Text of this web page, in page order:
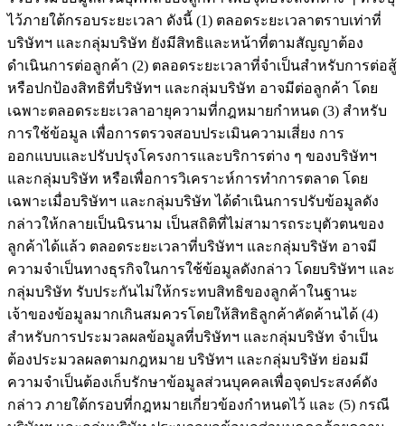
ไว้ภายใต้กรอบระยะเวลา ดังนี้ (1) ตลอดระยะเวลาตราบเท่าที่
บริษัทฯ และกลุ่มบริษัท ยังมีสิทธิและหน้าที่ตามสัญญาต้อง
ดำเนินการต่อลูกค้า (2) ตลอดระยะเวลาที่จำเป็นสำหรับการต่อสู้
หรือปกป้องสิทธิที่บริษัทฯ และกลุ่มบริษัท อาจมีต่อลูกค้า โดย
เฉพาะตลอดระยะเวลาอายุความที่กฎหมายกำหนด (3) สำหรับ
การใช้ข้อมูล เพื่อการตรวจสอบประเมินความเสี่ยง การ
ออกแบบและปรับปรุงโครงการและบริการต่าง ๆ ของบริษัทฯ
และกลุ่มบริษัท หรือเพื่อการวิเคราะห์การทำการตลาด โดย
เฉพาะเมื่อบริษัทฯ และกลุ่มบริษัท ได้ดำเนินการปรับข้อมูลดัง
กล่าวให้กลายเป็นนิรนาม เป็นสถิติที่ไม่สามารถระบุตัวตนของ
ลูกค้าได้แล้ว ตลอดระยะเวลาที่บริษัทฯ และกลุ่มบริษัท อาจมี
ความจำเป็นทางธุรกิจในการใช้ข้อมูลดังกล่าว โดยบริษัทฯ และ
กลุ่มบริษัท รับประกันไม่ให้กระทบสิทธิของลูกค้าในฐานะ
เจ้าของข้อมูลมากเกินสมควรโดยให้สิทธิลูกค้าคัดค้านได้ (4)
สำหรับการประมวลผลข้อมูลที่บริษัทฯ และกลุ่มบริษัท จำเป็น
ต้องประมวลผลตามกฎหมาย บริษัทฯ และกลุ่มบริษัท ย่อมมี
ความจำเป็นต้องเก็บรักษาข้อมูลส่วนบุคคลเพื่อจุดประสงค์ดัง
กล่าว ภายใต้กรอบที่กฎหมายเกี่ยวข้องกำหนดไว้ และ (5) กรณี